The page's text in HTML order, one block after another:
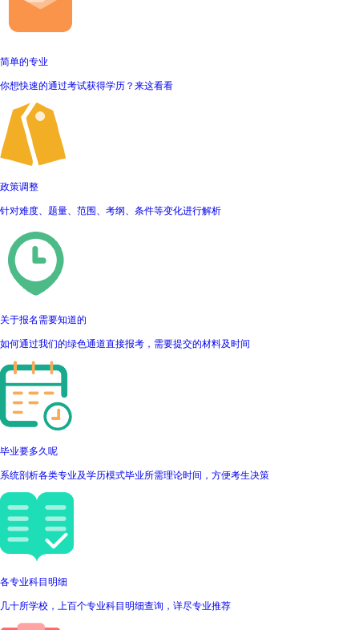
简单的专业
你想快速的通过考试获得学历？来这看看
政策调整
针对难度、题量、范围、考纲、条件等变化进行解析
关于报名需要知道的
如何通过我们的绿色通道直接报考，需要提交的材料及时间
毕业要多久呢
系统剖析各类专业及学历模式毕业所需理论时间，方便考生决策
各专业科目明细
几十所学校，上百个专业科目明细查询，详尽专业推荐